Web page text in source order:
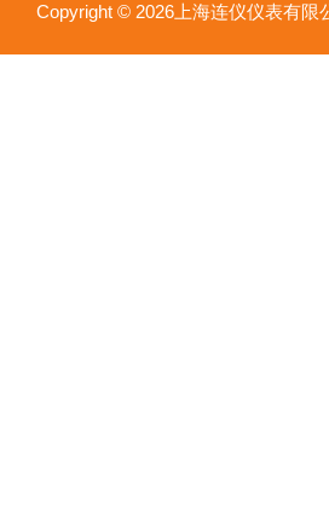
Copyright © 2026上海连仪仪表有